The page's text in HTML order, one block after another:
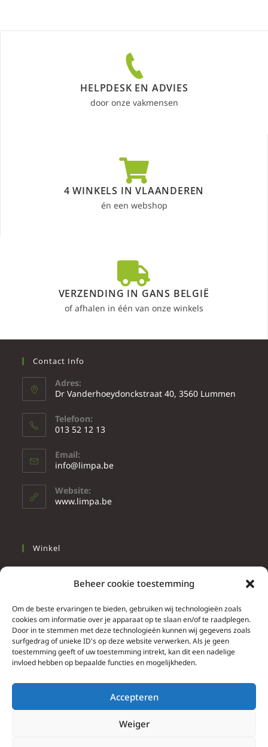
Beheer cookie toestemming
Om de beste ervaringen te bieden, gebruiken wij technologieën zoals
cookies om informatie over je apparaat op te slaan en/of te raadplegen.
Door in te stemmen met deze technologieën kunnen wij gegevens zoals
surfgedrag of unieke ID's op deze website verwerken. Als je geen
toestemming geeft of uw toestemming intrekt, kan dit een nadelige
invloed hebben op bepaalde functies en mogelijkheden.
Accepteren
Weiger
HELPDESK EN ADVIES
door onze vakmensen
4 WINKELS IN VLAANDEREN
én een webshop
VERZENDING IN GANS BELGIË
of afhalen in één van onze winkels
Contact Info
Adres:
Dr Vanderhoeydonckstraat 40, 3560 Lummen
Telefoon:
013 52 12 13
Email:
info@limpa.be
Website:
www.limpa.be
Winkel
Wonen
Info
Contacteer ons